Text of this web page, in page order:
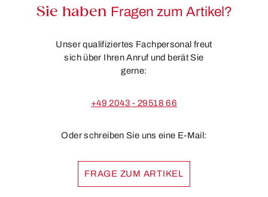
Sie haben Fragen zum Artikel?
Unser qualifiziertes Fachpersonal freut
sich über Ihren Anruf und berät Sie
gerne:
+49 2043 - 29518 66
Oder schreiben Sie uns eine E-Mail:
FRAGE ZUM ARTIKEL